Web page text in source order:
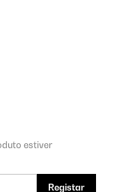
estiver
Registar